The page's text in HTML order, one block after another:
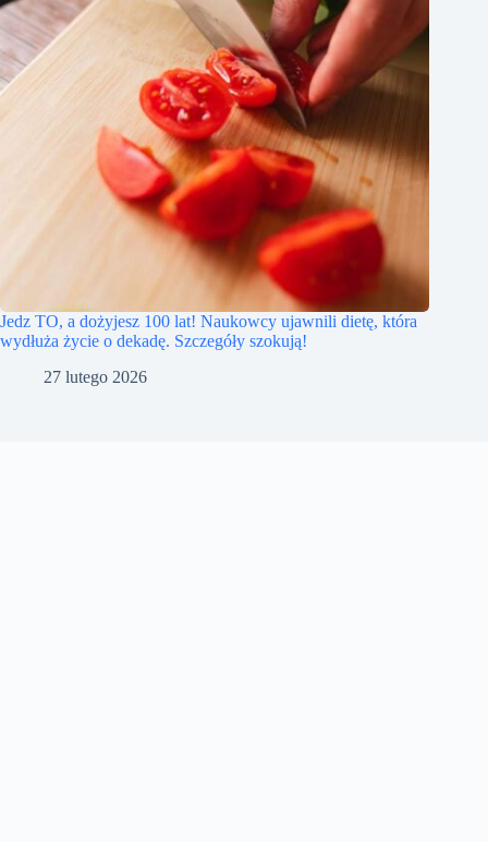
Jedz TO, a dożyjesz 100 lat! Naukowcy ujawnili dietę, która
wydłuża życie o dekadę. Szczegóły szokują!
27 lutego 2026